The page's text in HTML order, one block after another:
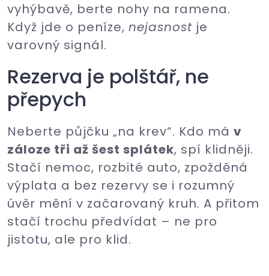
vyhýbavě, berte nohy na ramena.
Když jde o peníze, nejasnost je
varovný signál.
Rezerva je polštář, ne
přepych
Neberte půjčku „na krev“. Kdo má v
záloze tři až šest splátek, spí klidněji.
Stačí nemoc, rozbité auto, zpožděná
výplata a bez rezervy se i rozumný
úvěr mění v začarovaný kruh. A přitom
stačí trochu předvídat – ne pro
jistotu, ale pro klid.